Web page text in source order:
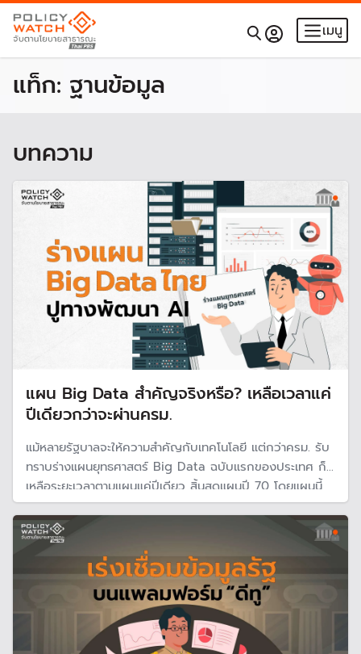
เมนู
แท็ก: ฐานข้อมูล
บทความ
แผน Big Data สำคัญจริงหรือ? เหลือเวลาแค่
ปีเดียวกว่าจะผ่านครม.
แม้หลายรัฐบาลจะให้ความสำคัญกับเทคโนโลยี แต่กว่าครม. รับ
ทราบร่างแผนยุทธศาสตร์ Big Data ฉบับแรกของประเทศ ก็
เหลือระยะเวลาตามแผนแค่ปีเดียว สิ้นสุดแผนปี 70 โดยแผนนี้
รัฐบาลหวังใช้ประโยชน์จากข้อมูลมุ่งสร้างระบบนิเวศข้อมูล
เชื่อมโยงฐานข้อมูล รวมถึงวางรากฐานในการพัฒนา AI